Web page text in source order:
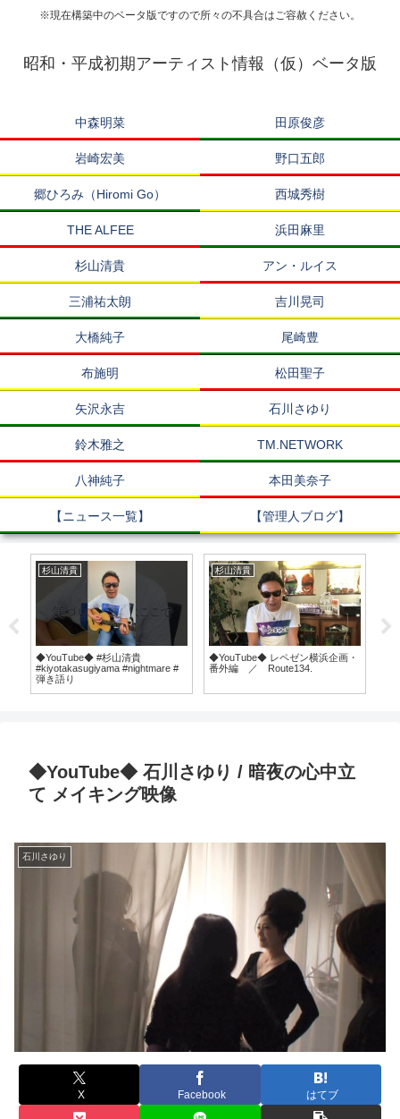
※現在構築中のベータ版ですので所々の不具合はご容赦ください。
昭和・平成初期アーティスト情報（仮）ベータ版
中森明菜 田原俊彦
岩崎宏美 野口五郎
郷ひろみ（Hiromi Go） 西城秀樹
THE ALFEE 浜田麻里
杉山清貴 アン・ルイス
三浦祐太朗 吉川晃司
大橋純子 尾崎豊
布施明 松田聖子
矢沢永吉 石川さゆり
鈴木雅之 TM.NETWORK
八神純子 本田美奈子
【ニュース一覧】 【管理人ブログ】
杉山清貴
◆YouTube◆ #杉山清貴
#kiyotakasugiyama #nightmare #
弾き語り
杉山清貴
◆YouTube◆ レペゼン横浜企画・
番外編 ／ Route134.
◆YouTube◆ 石川さゆり / 暗夜の心中立
て メイキング映像
石川さゆり
X Facebook はてブ